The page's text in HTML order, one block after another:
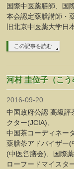
国際中医薬膳師、国
本会認定薬膳講師・
旧北京中医薬大学日
この記事を読む
河村 圭位子（こう
2016-09-20
中国政府公認 高級評
クター(JCIA)、
中国茶コーディネー
薬膳茶アドバイザー
(中医営膳会)、国際
ローフードマイスタ